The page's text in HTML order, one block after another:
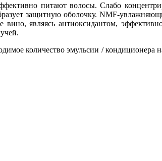
питают волосы. Слабо
защитную оболочку. NMF-
являясь антиоксидантом,
количество эмульсии / кондиционера